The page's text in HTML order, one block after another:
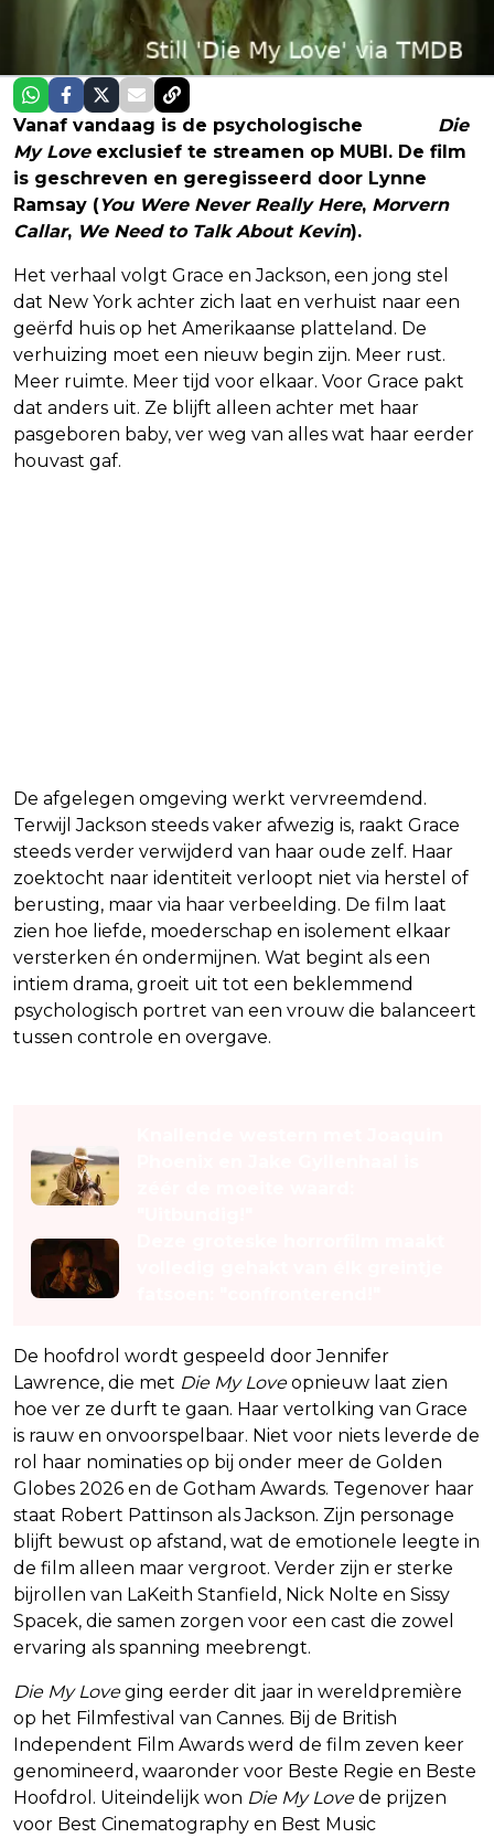
Vanaf vandaag is de psychologische
Die
My Loveexclusief te streamen op MUBI. De film
is geschreven en geregisseerd door Lynne
Ramsay (You Were Never Really Here, Morvern
Callar, We Need to Talk About Kevin).
Het verhaal volgt Grace en Jackson, een jong stel
dat New York achter zich laat en verhuist naar een
geërfd huis op het Amerikaanse platteland. De
verhuizing moet een nieuw begin zijn. Meer rust.
Meer ruimte. Meer tijd voor elkaar. Voor Grace pakt
dat anders uit. Ze blijft alleen achter met haar
pasgeboren baby, ver weg van alles wat haar eerder
houvast gaf.
De afgelegen omgeving werkt vervreemdend.
Terwijl Jackson steeds vaker afwezig is, raakt Grace
steeds verder verwijderd van haar oude zelf. Haar
zoektocht naar identiteit verloopt niet via herstel of
berusting, maar via haar verbeelding. De film laat
zien hoe liefde, moederschap en isolement elkaar
versterken én ondermijnen. Wat begint als een
intiem drama, groeit uit tot een beklemmend
psychologisch portret van een vrouw die balanceert
tussen controle en overgave.
De hoofdrol wordt gespeeld door Jennifer
Lawrence, die met Die My Loveopnieuw laat zien
hoe ver ze durft te gaan. Haar vertolking van Grace
is rauw en onvoorspelbaar. Niet voor niets leverde de
rol haar nominaties op bij onder meer de Golden
Globes 2026 en de Gotham Awards. Tegenover haar
staat Robert Pattinson als Jackson. Zijn personage
blijft bewust op afstand, wat de emotionele leegte in
de film alleen maar vergroot. Verder zijn er sterke
bijrollen van LaKeith Stanfield, Nick Nolte en Sissy
Spacek, die samen zorgen voor een cast die zowel
ervaring als spanning meebrengt.
Die My Loveging eerder dit jaar in wereldpremière
op het Filmfestival van Cannes. Bij de British
Independent Film Awards werd de film zeven keer
genomineerd, waaronder voor Beste Regie en Beste
Hoofdrol. Uiteindelijk won Die My Lovede prijzen
voor Best Cinematography en Best Music